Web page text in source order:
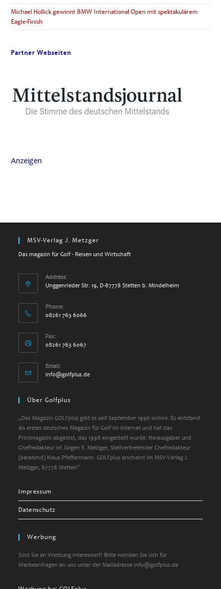
Michael Hollick gewinnt BMW International Open mit spektakulärem
Eagle-Finish
Partner Webseiten
Anzeigen
MSV-Verlag J. Metzger
Das magazin für Golf - Reisen und Wirtschaft
Address:
Unggenrieder Str. 19, D-87778 Stetten b. Mindelheim
Phone:
08261 763 6066
Fax:
08261 763 6067
Email:
info@golfplus.de
Über Golfplus
„Das Magazin GOLFplus gibt es seit September 1996 online. Es entstand
als erstes deutsches Magazin für Golf im Internet und hat das
Printmagazin abgelöst, das 1998 eingestellt wurde. Herausgeber und
Chefredakteur ist Jürgen E. Metzger, Stellvertretender Chefredakteur
(beratend) Klaus Pfeffermann. GOLFplus erscheint im MSV-Verlag J.
Metzger, 87778 Stetten“.
Impressum
Datenschutz
Werbung
Sind Sie an Werbung interessiert? Bitte wenden Sie sich für
Werbeanfragen an uns unter der Mailadresse info@golfplus.de